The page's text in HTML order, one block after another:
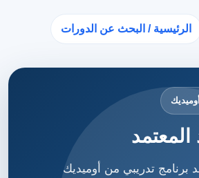
الرئيسية / البحث عن الدورات
المعتمد
برنامج تدريبي من أوميديك